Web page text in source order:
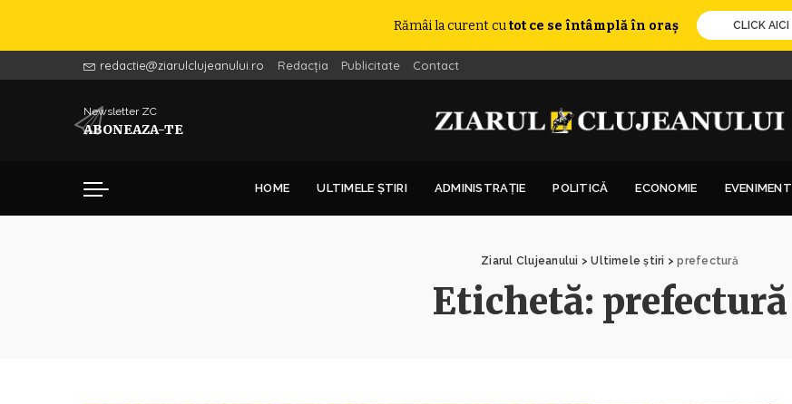
Rămâi la curent cutot ce se întâmplă în oraș CLICK AICI
redactie@ziarulclujeanului.ro Redacția Publicitate Contact
Newsletter ZC
ABONEAZA-TE
HOME ULTIMELE ȘTIRI ADMINISTRAȚIE POLITICĂ ECONOMIE EVENIMENT
Ziarul Clujeanului >Ultimele știri >prefectură
Etichetă: prefectură